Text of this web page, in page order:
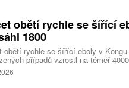
obětí rychle se šířící
1800
obětí rychle se šířící eboly v
případů vzrostl na téměř
Reuters s odkazem na konžské